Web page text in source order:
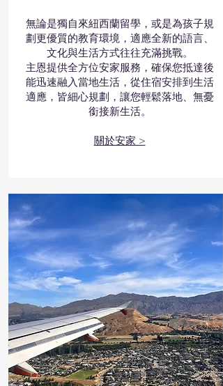
無論是獨自來紐西蘭留學，或是為孩子規
劃更優質的教育環境，適應全新的語言、
文化與生活方式往往充滿挑戰。
主恩提供全方位安家服務，確保您抵達後
能迅速融入當地生活，從住宿安排到生活
適應，皆細心規劃，讓您輕鬆落地、無憂
銜接新生活。
​關於安家 >